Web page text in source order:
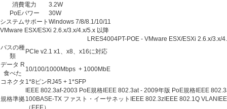
消費電力
3.2W
PoEパワー
30W
システムサポート Windows 7/8/8.1/10/11
VMware ESX/ESXi 2.6.x/3.x/4.x/5.x 以降
LRES4004PT-POE - VMware ESX/ESXi 2.6.x/3.x/
バスの種
類
PCIe v2.1 x1、x8、x16に対応
データ R
食べた
10/100/1000Mbps + 1000MbE
コネクタ 1*8ピンRJ45 + 1*SFP
規格準拠
IEEE 802.3af-2003 PoE規格IEEE 802.3at - 2009年版 PoE規格IEEE
100BASE-TX ファスト・イーサネットIEEE 802.3zIEEE 802.1Q
（EEE）